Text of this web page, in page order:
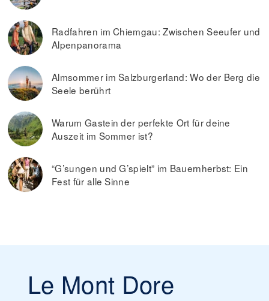
Radfahren im Chiemgau: Zwischen Seeufer und
Alpenpanorama
Almsommer im Salzburgerland: Wo der Berg die
Seele berührt
Warum Gastein der perfekte Ort für deine
Auszeit im Sommer ist?
“G’sungen und G’spielt” im Bauernherbst: Ein
Fest für alle Sinne
Le Mont Dore